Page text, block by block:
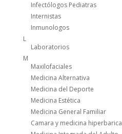
Infectólogos Pediatras
Internistas
Inmunologos
L
Laboratorios
M
Maxilofaciales
Medicina Alternativa
Medicina del Deporte
Medicina Estética
Medicina General Familiar
Camara y medicina hiperbarica